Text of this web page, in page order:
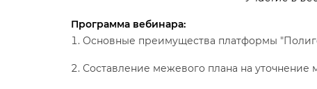
Программа вебинара:
Основные преимущества платформы
Составление межевого плана на уточнение